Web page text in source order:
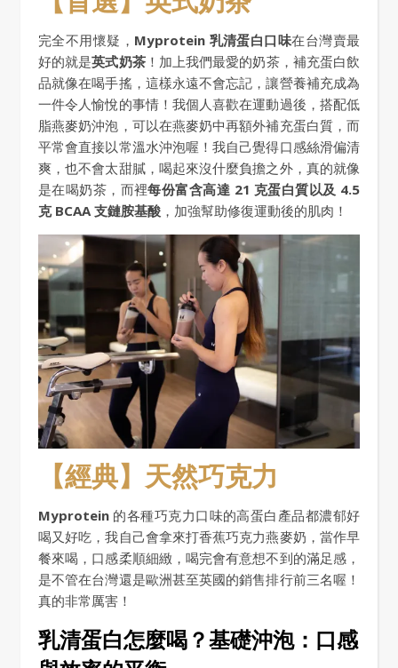
完全不用懷疑， Myprotein 乳清蛋白口味在台灣賣最
好的就是英式奶茶！加上我們最愛的奶茶，補充蛋白飲
品就像在喝手搖，這樣永遠不會忘記，讓營養補充成為
一件令人愉悅的事情！我個人喜歡在運動過後，搭配低
脂燕麥奶沖泡，可以在燕麥奶中再額外補充蛋白質，而
平常會直接以常溫水沖泡喔！我自己覺得口感絲滑偏清
爽，也不會太甜膩，喝起來沒什麼負擔之外，真的就像
是在喝奶茶，而裡每份富含高達 21 克蛋白質以及 4.5
克 BCAA 支鏈胺基酸 ，加強幫助修復運動後的肌肉！
【經典】天然巧克力
Myprotein 的各種巧克力口味的高蛋白產品都濃郁好
喝又好吃，我自己會拿來打香蕉巧克力燕麥奶，當作早
餐來喝，口感柔順細緻，喝完會有意想不到的滿足感，
是不管在台灣還是歐洲甚至英國的銷售排行前三名喔！
真的非常厲害！
乳清蛋白怎麼喝？基礎沖泡：口感